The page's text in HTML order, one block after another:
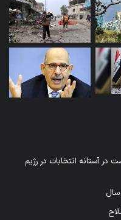
آستانه انتخابات در رژیم